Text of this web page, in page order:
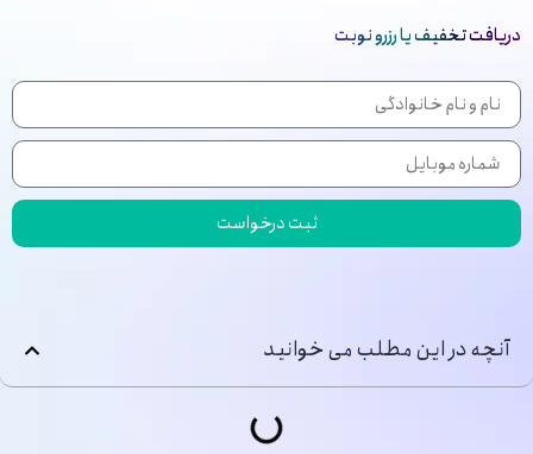
دریافت تخفیف یا رزرو نوبت
ثبت درخواست
آنچه در این مطلب می خوانید